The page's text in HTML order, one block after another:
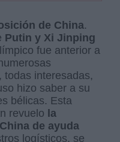
de China.
Putin y Xi Jinping
fue anterior a
todas interesadas,
hizo saber a su
bélicas. Esta
revuelo la
de ayuda
logísticos, se